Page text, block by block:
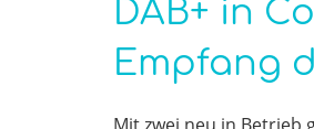
DAB+ in
Empfang